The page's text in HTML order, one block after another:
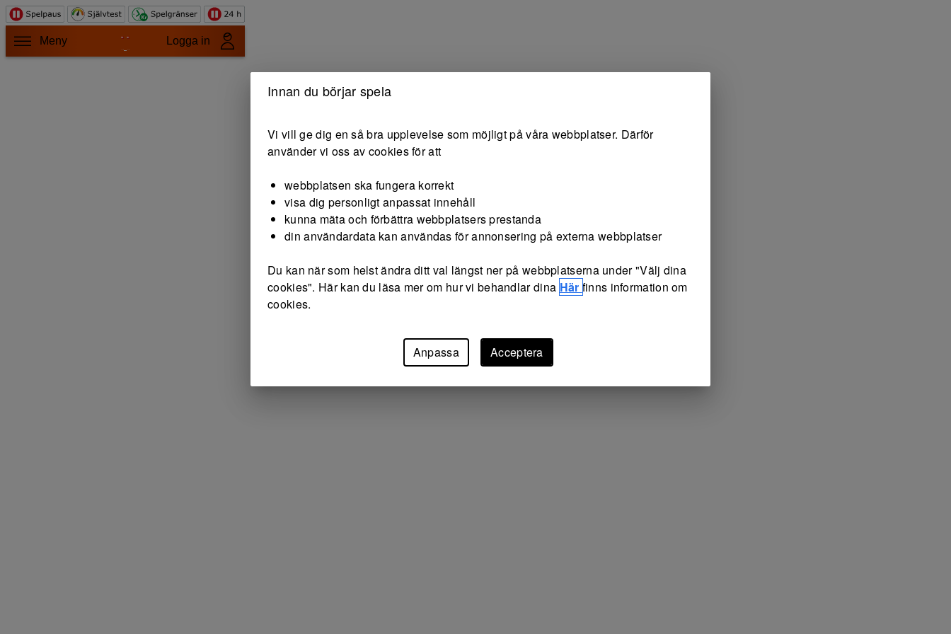
Hoppa till innehåll
Meny Logga in
Innan du börjar spela
Vi vill ge dig en så bra upplevelse som möjligt på våra webbplatser. Därför
använder vi oss av cookies för att
webbplatsen ska fungera korrekt
visa dig personligt anpassat innehåll
kunna mäta och förbättra webbplatsers prestanda
din användardata kan användas för annonsering på externa webbplatser
Du kan när som helst ändra ditt val längst ner på webbplatserna under "Välj dina
cookies". Här kan du läsa mer om hur vi behandlar dina Här finns information om
cookies.
Anpassa Acceptera